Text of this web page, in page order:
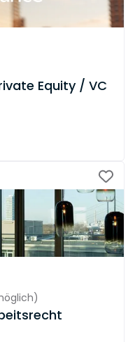
Equity / VC
)